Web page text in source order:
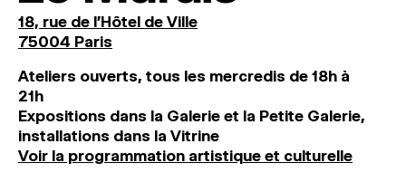
18, rue de l'Hôtel de Ville
75004 Paris
Ateliers ouverts, tous les mercredis de 18h à
21h
Expositions dans la Galerie et la Petite Galerie,
installations dans la Vitrine
Voir la programmation artistique et culturelle